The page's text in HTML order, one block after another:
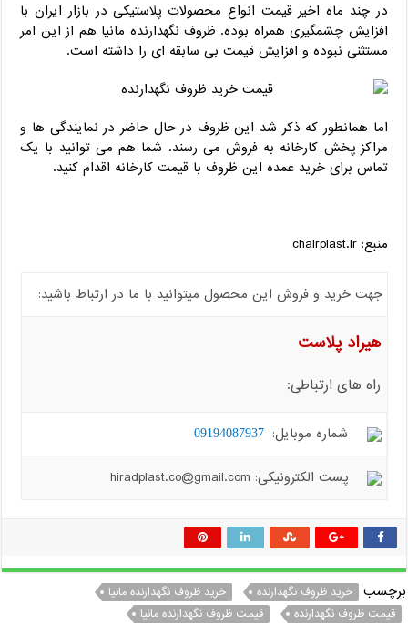
در چند ماه اخیر قیمت انواع محصولات پلاستیکی در بازار ایران با
افزایش چشمگیری همراه بوده. ظروف نگهدارنده مانیا هم از این امر
مستثنی نبوده و افزایش قیمت بی سابقه ای را داشته است.
اما همانطور که ذکر شد این ظروف در حال حاضر در نمایندگی ها و
مراکز پخش کارخانه به فروش می رسند. شما هم می توانید با یک
تماس برای خرید عمده این ظروف با قیمت کارخانه اقدام کنید.
منبع: chairplast.ir
جهت خرید و فروش این محصول میتوانید با ما در ارتباط باشید:
هیراد پلاست
راه های ارتباطی:
شماره موبایل: 09194087937
پست الکترونیکی: hiradplast.co@gmail.com
برچسب خرید ظروف نگهدارنده
خرید ظروف نگهدارنده مانیا
قیمت ظروف نگهدارنده
قیمت ظروف نگهدارنده مانیا